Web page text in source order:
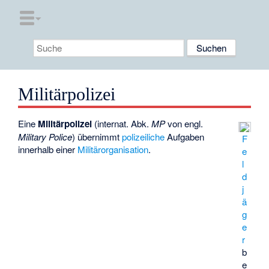
Militärpolizei
F
e
l
d
j
ä
g
e
r
b
e
Eine Militärpolizei (internat. Abk.MPvon engl.
Military Police) übernimmtpolizeilicheAufgaben
innerhalb einer Militärorganisation.